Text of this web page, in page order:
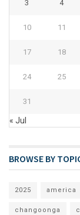
3 4
10 11
17 18
24 25
31
« Jul
BROWSE BY
2025 america
changoonga